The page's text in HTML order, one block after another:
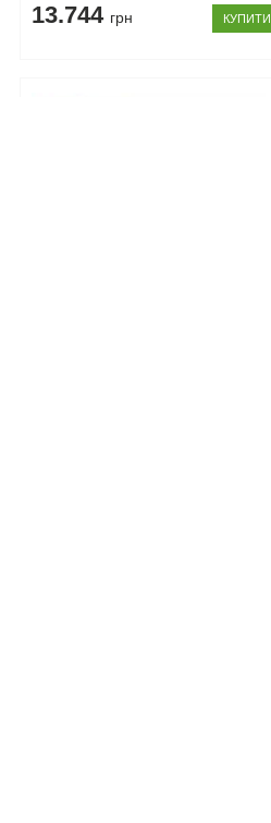
13.744 грн КУПИТИ